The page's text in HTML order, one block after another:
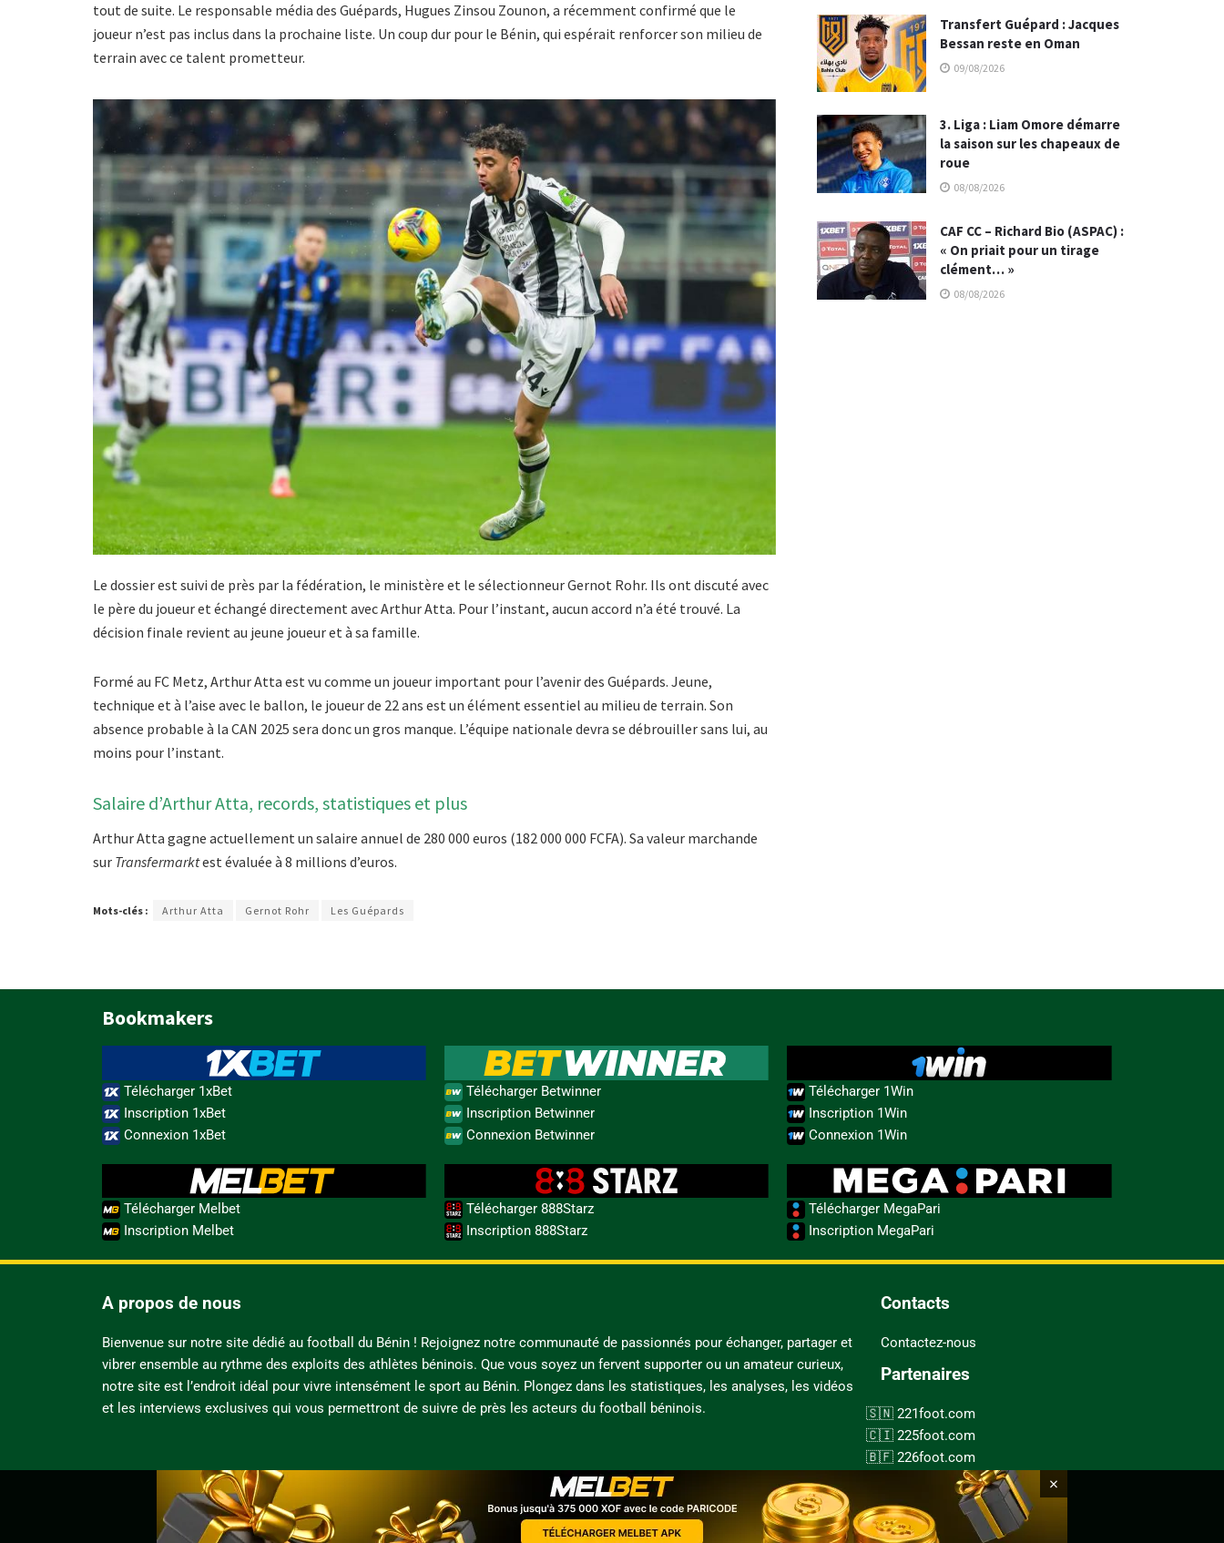
tout de suite. Le responsable média des Guépards, Hugues Zinsou Zounon, a récemment confirmé que le
joueur n’est pas inclus dans la prochaine liste. Un coup dur pour le Bénin, qui espérait renforcer son milieu de
terrain avec ce talent prometteur.
Le dossier est suivi de près par la fédération, le ministère et le sélectionneur Gernot Rohr. Ils ont discuté avec
le père du joueur et échangé directement avec Arthur Atta. Pour l’instant, aucun accord n’a été trouvé. La
décision finale revient au jeune joueur et à sa famille.
Formé au FC Metz, Arthur Atta est vu comme un joueur important pour l’avenir des Guépards. Jeune,
technique et à l’aise avec le ballon, le joueur de 22 ans est un élément essentiel au milieu de terrain. Son
absence probable à la CAN 2025 sera donc un gros manque. L’équipe nationale devra se débrouiller sans lui, au
moins pour l’instant.
Salaire d’Arthur Atta, records, statistiques et plus
Arthur Atta gagne actuellement un salaire annuel de 280 000 euros (182 000 000 FCFA). Sa valeur marchande
sur Transfermarktest évaluée à 8 millions d’euros.
Mots-clés : Arthur Atta Gernot Rohr Les Guépards
Transfert Guépard : Jacques
Bessan reste en Oman
09/08/2026
3. Liga : Liam Omore démarre
la saison sur les chapeaux de
roue
08/08/2026
CAF CC – Richard Bio (ASPAC) :
« On priait pour un tirage
clément… »
08/08/2026
Bookmakers
Télécharger 1xBet
Inscription 1xBet
Connexion 1xBet
Télécharger Betwinner
Inscription Betwinner
Connexion Betwinner
Télécharger 1Win
Inscription 1Win
Connexion 1Win
Télécharger Melbet
Inscription Melbet
Télécharger 888Starz
Inscription 888Starz
Télécharger MegaPari
Inscription MegaPari
A propos de nous
Bienvenue sur notre site dédié au football du Bénin ! Rejoignez notre communauté de passionnés pour échanger, partager et
vibrer ensemble au rythme des exploits des athlètes béninois. Que vous soyez un fervent supporter ou un amateur curieux,
notre site est l’endroit idéal pour vivre intensément le sport au Bénin. Plongez dans les statistiques, les analyses, les vidéos
et les interviews exclusives qui vous permettront de suivre de près les acteurs du football béninois.
Contacts
Contactez-nous
Partenaires
221foot.com
225foot.com
226foot.com
228foot.com
237foot.com
243foot.com
×